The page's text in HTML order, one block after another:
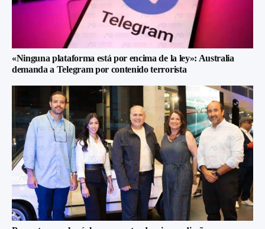
«Ninguna plataforma está por encima de la ley»: Australia
demanda a Telegram por contenido terrorista